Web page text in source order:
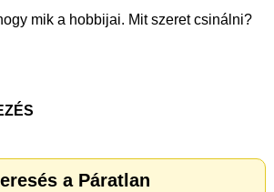
mik a hobbijai. Mit szeret csinálni?
a Páratlan